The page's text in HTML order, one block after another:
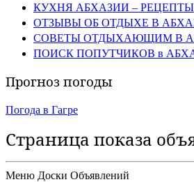
КУХНЯ АБХАЗИИ – РЕЦЕПТЫ
ОТЗЫВЫ ОБ ОТДЫХЕ В
СОВЕТЫ ОТДЫХАЮЩИМ В
ПОИСК ПОПУТЧИКОВ в
Прогноз погоды
Погода в Гагре
Страница показа
Меню Доски Объявлений